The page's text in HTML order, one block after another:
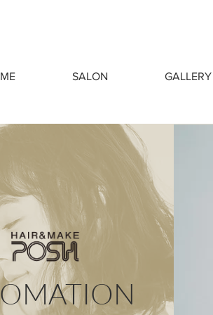
SALON GALLERY